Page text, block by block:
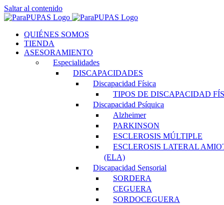
Saltar al contenido
QUIÉNES SOMOS
TIENDA
ASESORAMIENTO
Especialidades
DISCAPACIDADES
Discapacidad Física
TIPOS DE DISCAPACIDAD
Discapacidad Psíquica
Alzheimer
PARKINSON
ESCLEROSIS MÚLTIPLE
ESCLEROSIS LATERAL
(ELA)
Discapacidad Sensorial
SORDERA
CEGUERA
SORDOCEGUERA